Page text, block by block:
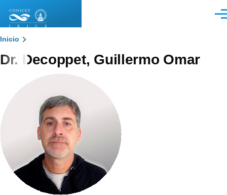
Sobrescribir
enlaces
navegación
Inicio
Dr. Decoppet, Guillermo Omar